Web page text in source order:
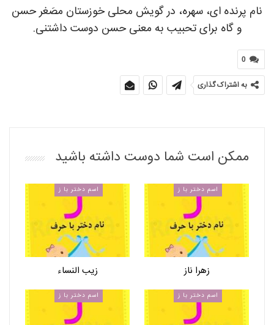
نام پرنده ای، سهره، در گویش محلی خوزستان مصَغر حسن
و گاه برای تحبیب به معنی حسن دوست داشتنی.
0
به اشتراک گذاری
ممکن است شما دوست داشته باشید
اسم دختر با ز
زهرا ناز
اسم دختر با ز
زیب النساء
اسم دختر با ز اسم دختر با ز